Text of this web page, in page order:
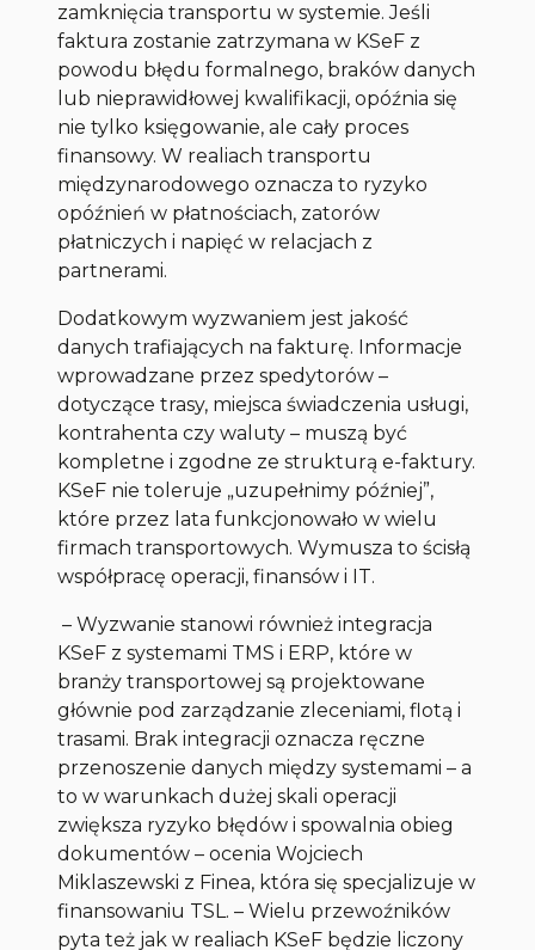
zamknięcia transportu w systemie. Jeśli
faktura zostanie zatrzymana w KSeF z
powodu błędu formalnego, braków danych
lub nieprawidłowej kwalifikacji, opóźnia się
nie tylko księgowanie, ale cały proces
finansowy. W realiach transportu
międzynarodowego oznacza to ryzyko
opóźnień w płatnościach, zatorów
płatniczych i napięć w relacjach z
partnerami.
Dodatkowym wyzwaniem jest jakość
danych trafiających na fakturę. Informacje
wprowadzane przez spedytorów –
dotyczące trasy, miejsca świadczenia usługi,
kontrahenta czy waluty – muszą być
kompletne i zgodne ze strukturą e-faktury.
KSeF nie toleruje „uzupełnimy później”,
które przez lata funkcjonowało w wielu
firmach transportowych. Wymusza to ścisłą
współpracę operacji, finansów i IT.
– Wyzwanie stanowi również integracja
KSeF z systemami TMS i ERP, które w
branży transportowej są projektowane
głównie pod zarządzanie zleceniami, flotą i
trasami. Brak integracji oznacza ręczne
przenoszenie danych między systemami – a
to w warunkach dużej skali operacji
zwiększa ryzyko błędów i spowalnia obieg
dokumentów – ocenia Wojciech
Miklaszewski z Finea, która się specjalizuje w
finansowaniu TSL.– Wielu przewoźników
pyta też jak w realiach KSeF będzie liczony